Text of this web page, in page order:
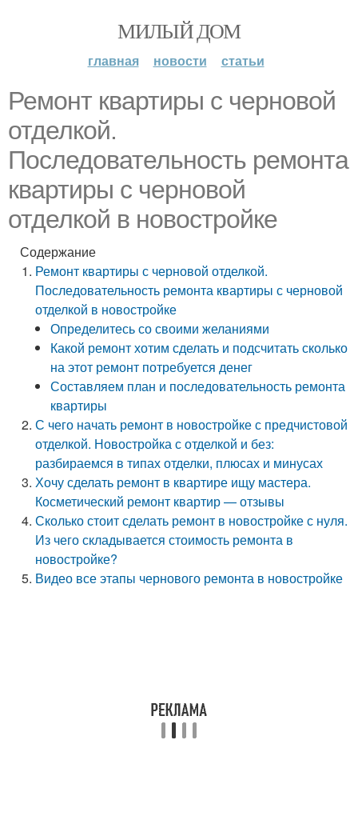
МИЛЫЙ ДОМ
главная новости статьи
Ремонт квартиры с черновой
отделкой.
Последовательность ремонта
квартиры с черновой
отделкой в новостройке
Содержание
Ремонт квартиры с черновой отделкой.
Последовательность ремонта квартиры с черновой
отделкой в новостройке
Определитесь со своими желаниями
Какой ремонт хотим сделать и подсчитать сколько
на этот ремонт потребуется денег
Составляем план и последовательность ремонта
квартиры
С чего начать ремонт в новостройке с предчистовой
отделкой. Новостройка с отделкой и без:
разбираемся в типах отделки, плюсах и минусах
Хочу сделать ремонт в квартире ищу мастера.
Косметический ремонт квартир — отзывы
Сколько стоит сделать ремонт в новостройке с нуля.
Из чего складывается стоимость ремонта в
новостройке?
Видео все этапы чернового ремонта в новостройке